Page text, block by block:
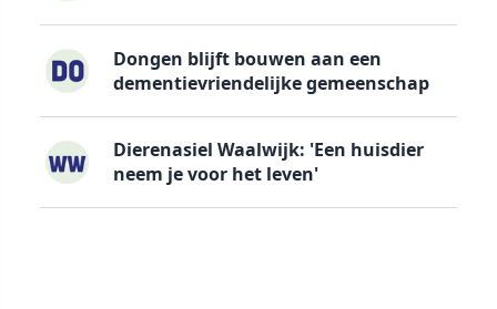
Dongen blijft bouwen aan een
dementievriendelijke gemeenschap
Dierenasiel Waalwijk: 'Een huisdier
neem je voor het leven'